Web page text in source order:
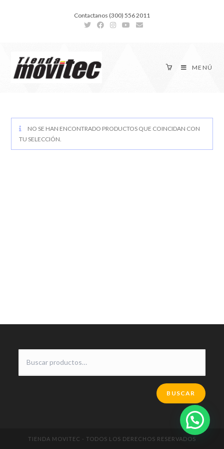
Contactanos (300) 556 2011
MENÚ
NO SE HAN ENCONTRADO PRODUCTOS QUE COINCIDAN CON
TU SELECCIÓN.
BUSCAR
TIENDA MOVITEC - TODOS LOS DERECHOS RESERVADOS